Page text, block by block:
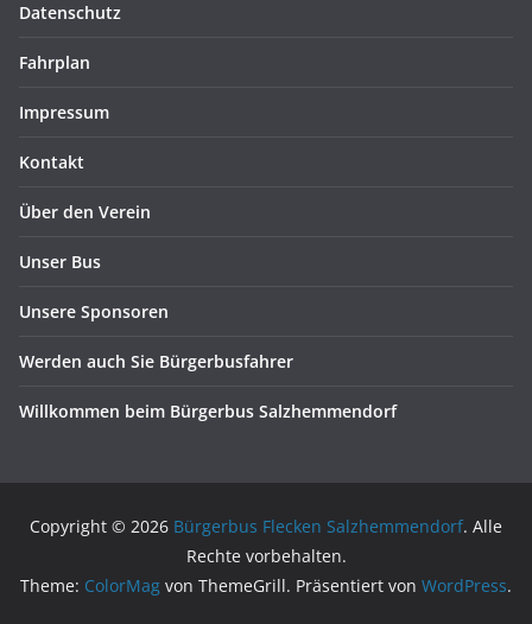
Datenschutz
Fahrplan
Impressum
Kontakt
Über den Verein
Unser Bus
Unsere Sponsoren
Werden auch Sie Bürgerbusfahrer
Willkommen beim Bürgerbus Salzhemmendorf
Copyright © 2026 Bürgerbus Flecken Salzhemmendorf. Alle
Rechte vorbehalten.
Theme: ColorMag von ThemeGrill. Präsentiert von WordPress.